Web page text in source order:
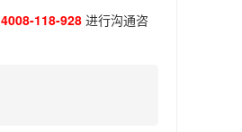
4008-118-928 进行沟通咨